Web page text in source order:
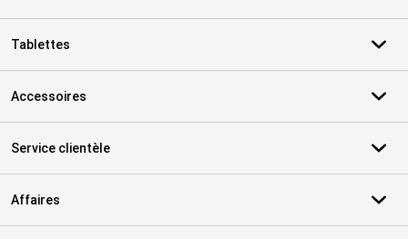
Tablettes
Accessoires
Service clientèle
Affaires